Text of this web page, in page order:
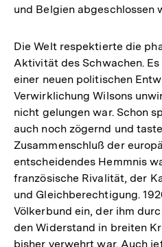
und Belgien abgeschlossen
Die Welt respektierte die
Aktivität des Schwachen.
einer neuen politischen
Verwirklichung Wilsons
nicht gelungen war. Schon
auch noch zögernd und
Zusammenschluß der
entscheidendes Hemmnis
französische Rivalität, der
und Gleichberechtigung.
Völkerbund ein, der ihm
den Widerstand in breiten
bisher verwehrt war. Auch